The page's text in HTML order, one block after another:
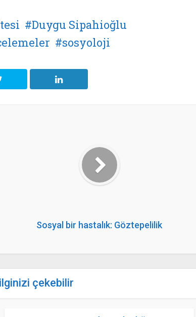
Duygu Sipahioğlu
sosyoloji
Sosyal bir hastalık: Göztepelilik
çekebilir